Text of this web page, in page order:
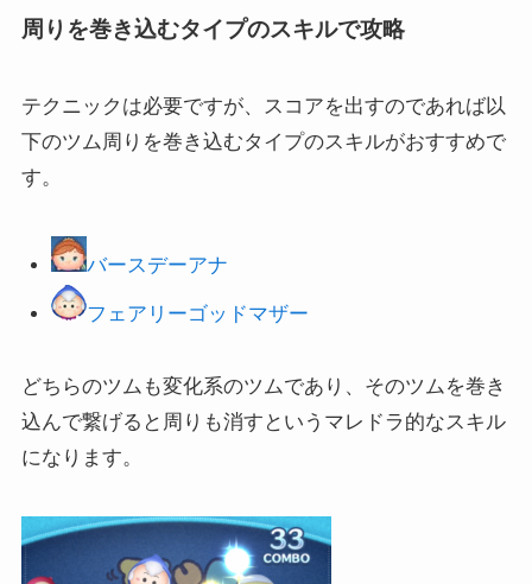
周りを巻き込むタイプのスキルで攻略
テクニックは必要ですが、スコアを出すのであれば以
下のツム周りを巻き込むタイプのスキルがおすすめで
す。
バースデーアナ
フェアリーゴッドマザー
どちらのツムも変化系のツムであり、そのツムを巻き
込んで繋げると周りも消すというマレドラ的なスキル
になります。